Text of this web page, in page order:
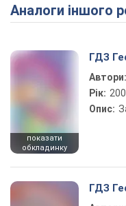
Аналоги іншого
показати
обкладинку
ГДЗ
Автори:
Рік:
Опис:
ГДЗ